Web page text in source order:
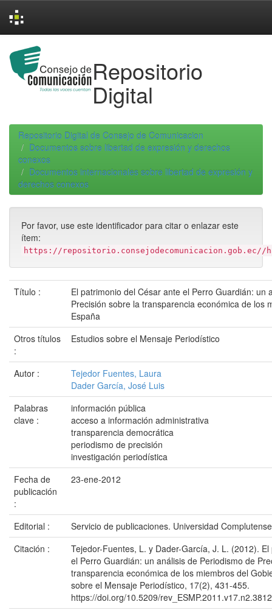
navigation
Repositorio
Digital
Repositorio Digital de Consejo de Comunicacion
Documentos sobre libertad de expresión y derechos
conexos
Documentos internacionales sobre libertad de expresión y
derechos conexos
Por favor, use este identificador para citar o enlazar este
ítem:
https://repositorio.consejodecomunicacion.gob.ec//
Título :
El patrimonio del César ante el Perro Guardián: un
Precisión sobre la transparencia económica de los
España
Otros títulos
:
Estudios sobre el Mensaje Periodístico
Autor :
Tejedor Fuentes, Laura
Dader García, José Luis
Palabras
clave :
información pública
acceso a información administrativa
transparencia democrática
periodismo de precisión
investigación periodística
Fecha de
publicación
:
23-ene-2012
Editorial :
Servicio de publicaciones. Universidad
Citación :
Tejedor-Fuentes, L. y Dader-García, J. L. (2012).
el Perro Guardián: un análisis de Periodismo de
transparencia económica de los miembros del
sobre el Mensaje Periodístico, 17(2), 431-455.
https://doi.org/10.5209/